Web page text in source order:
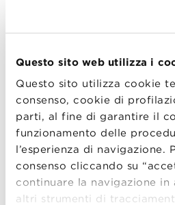
Questo sito web utilizza i
Questo sito utilizza cookie
consenso, cookie di
parti, al fine di garantire il
funzionamento delle
l’esperienza di navigazione.
consenso cliccando su
continuare la navigazione in
altri strumenti di
Un programma che affronta
nucleo essenziale del ciclo di
un’ottica di strategia
scientifiche e metodologie
processo di ideazione, le cui
trasversali ad ogni settore di
componente del business
Scopriquitutti i dettagli del
Tema molto attuale e